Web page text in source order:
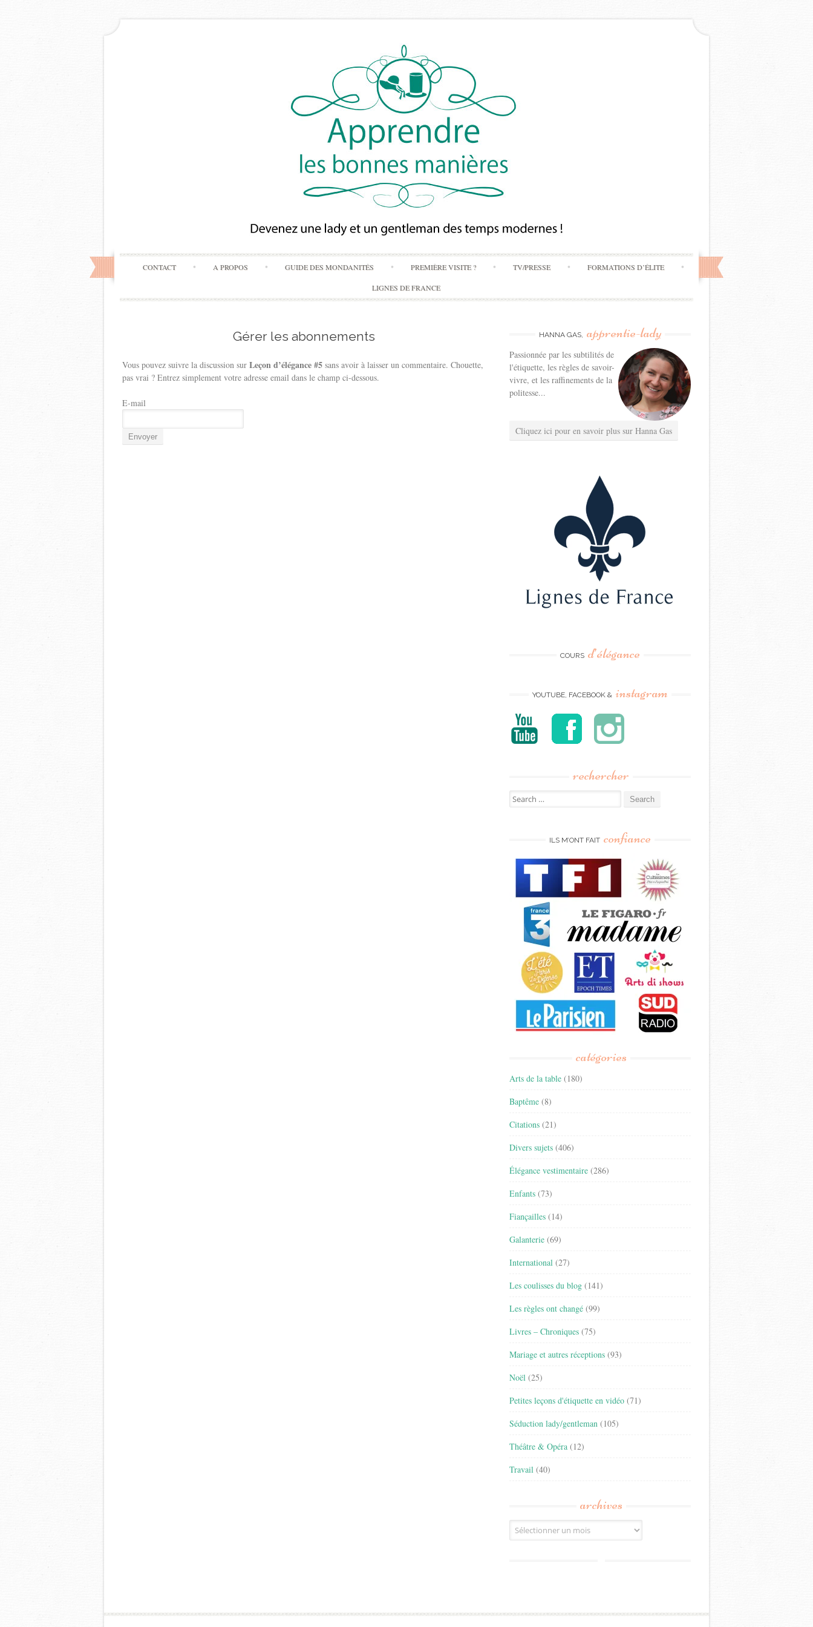
Skip
to
content
CONTACT A PROPOS GUIDE DES MONDANITÉS PREMIÈRE VISITE ? TV/PRESSE FORMATIONS D’ÉLITE
LIGNES DE FRANCE
Gérer les abonnements
Vous pouvez suivre la discussion sur Leçon d’élégance #5 sans avoir à laisser un commentaire. Chouette,
pas vrai ? Entrez simplement votre adresse email dans le champ ci-dessous.
E-mail
HANNA GAS, apprentie-lady
Passionnée par les subtilités de
l'étiquette, les règles de savoir-
vivre, et les raffinements de la
politesse...
Cliquez ici pour en savoir plus sur Hanna Gas
COURS d’élégance
YOUTUBE, FACEBOOK & instagram
rechercher
Search
for:
ILS M’ONT FAIT confiance
catégories
Arts de la table (180)
Baptême (8)
Citations (21)
Divers sujets (406)
Élégance vestimentaire (286)
Enfants (73)
Fiançailles (14)
Galanterie (69)
International (27)
Les coulisses du blog (141)
Les règles ont changé (99)
Livres – Chroniques (75)
Mariage et autres réceptions (93)
Noël (25)
Petites leçons d'étiquette en vidéo (71)
Séduction lady/gentleman (105)
Théâtre & Opéra (12)
Travail (40)
archives
Archives